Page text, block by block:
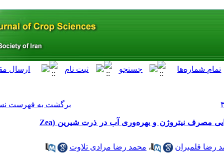
اثر کم‌آبیاری و منبع کود نیتروژن بر عملکرد بلال، کارایی مصرف نیتروژن و بهره‌وری آب در ذرت شیرین (Zea
مرادی تلاوت